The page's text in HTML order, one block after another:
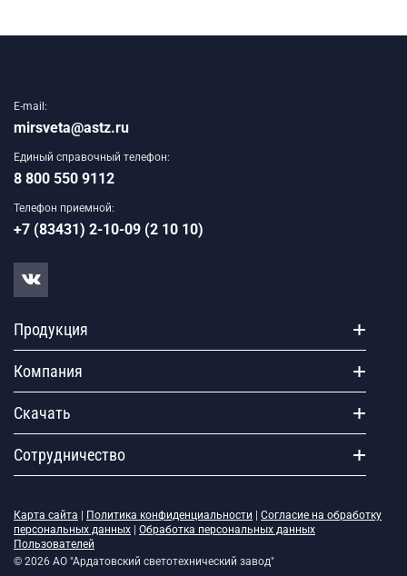
E-mail:
mirsveta@astz.ru
Единый справочный телефон:
8 800 550 9112
Телефон приемной:
+7 (83431) 2-10-09 (2 10 10)
Продукция
Компания
Скачать
Сотрудничество
Карта сайта Политика конфиденциальности
Согласие на обработку
персональных данных
Обработка персональных данных
Пользователей
© 2026 АО "Ардатовский светотехнический завод"